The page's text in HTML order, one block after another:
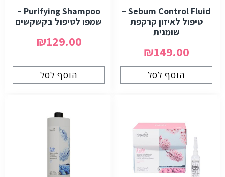
Sebum Control Fluid –
טיפול לאיזון קרקפת
שומנית
₪149.00
הוסף לסל
Purifying Shampoo –
שמפו לטיפול בקשקשים
₪129.00
הוסף לסל